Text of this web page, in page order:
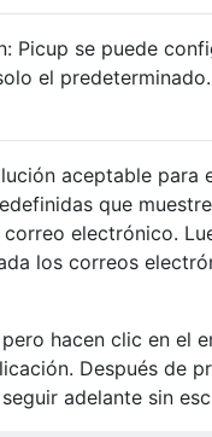
Picup se puede
el predeterminado.
aceptable para
que
electrónico.
los correos
hacen clic en el
Después de
adelante sin